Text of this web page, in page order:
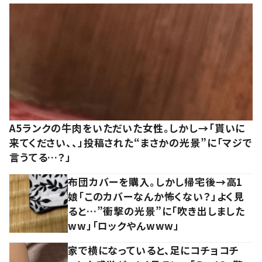
A5ランクの牛肉をいただいた女性。しかし→「貰いに
来てください、、」投稿された“まさかの光景”に「マジで
言うてる…？」
布団カバーを購入。しかし帰宅後→高1
娘「このカバーなんか怖くない？」よく見
ると…”衝撃の光景”に「吹き出しました
ww」「ロックやんwww」
家で横になっていると、足にコチョコチ